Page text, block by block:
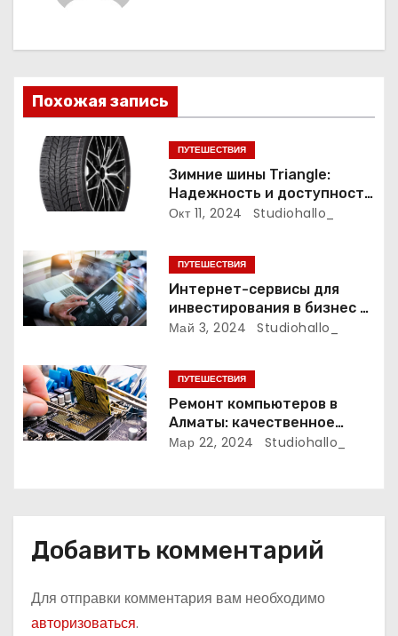
п
о
а
п
и
с
я
Похожая запись
ПУТЕШЕСТВИЯ
Зимние шины Triangle:
Надежность и доступность
для зимних дорог
Окт 11, 2024 Studiohallo_
ПУТЕШЕСТВИЯ
Интернет-сервисы для
инвестирования в бизнес и
финансирования
Май 3, 2024 Studiohallo_
ПУТЕШЕСТВИЯ
Ремонт компьютеров в
Алматы: качественное
обслуживание и надежные
Мар 22, 2024 Studiohallo_
Добавить комментарий
Для отправки комментария вам необходимо
авторизоваться.